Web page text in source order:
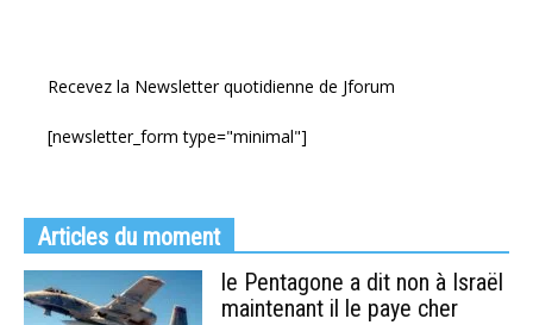
Recevez la Newsletter quotidienne de Jforum
[newsletter_form type="minimal"]
Articles du moment
le Pentagone a dit non à Israël
maintenant il le paye cher